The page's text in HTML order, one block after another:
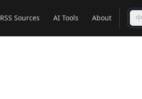
RSS Sources AI Tools About 中